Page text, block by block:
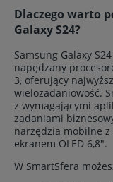
Dlaczego warto
Galaxy S24?
Samsung Galaxy
napędzany
3, oferujący
wielozadaniowość.
z wymagającymi
zadaniami
narzędzia mobilne
ekranem OLED 6,8".
W SmartSfera